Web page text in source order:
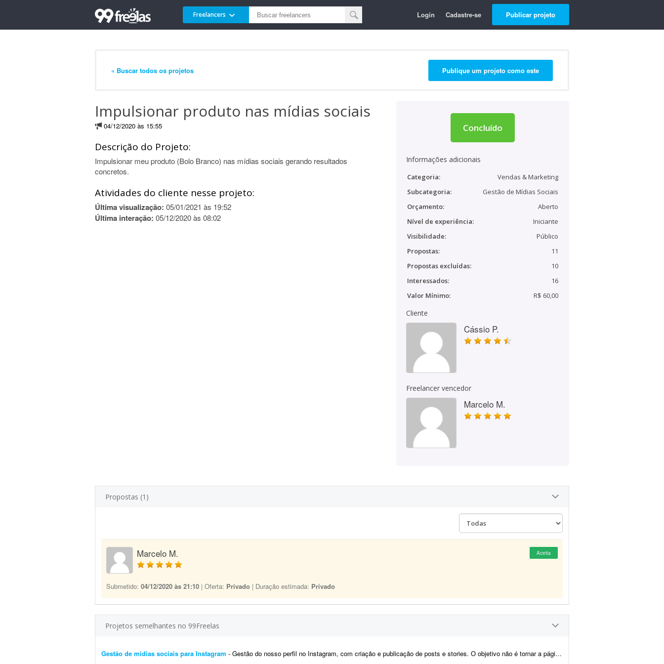
Freelancers Login Cadastre-se Publicar projeto
« Buscar todos os projetos Publique um projeto como este
Impulsionar produto nas mídias sociais
04/12/2020 às 15:55
Descrição do Projeto:
Impulsionar meu produto (Bolo Branco) nas mídias sociais gerando resultados
concretos.
Atividades do cliente nesse projeto:
Última visualização: 05/01/2021 às 19:52
Última interação: 05/12/2020 às 08:02
Concluído
Informações adicionais
Categoria:
Vendas & Marketing
Subcategoria:
Gestão de Mídias Sociais
Orçamento:
Aberto
Nível de experiência:
Iniciante
Visibilidade:
Público
Propostas:
11
Propostas excluídas:
10
Interessados:
16
Valor Mínimo:
R$ 60,00
Cliente
Cássio P.
Freelancer vencedor
Marcelo M.
Propostas (1)
Marcelo M. Aceita
Submetido: 04/12/2020 às 21:10 | Oferta: Privado | Duração estimada: Privado
Projetos semelhantes no 99Freelas
Gestão de mídias sociais para Instagram - Gestão do nosso perfil no Instagram, com criação e publicação de posts e stories. O objetivo não é tornar a página de ponta, mas marcar pres...